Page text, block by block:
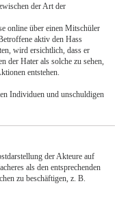
der Art der
online über einen Mitschüler
aktiv den Hass
wird ersichtlich, dass er
der Hater als solche zu sehen,
entstehen.
Individuen und unschuldigen
der Akteure auf
als den entsprechenden
zu beschäftigen, z. B.